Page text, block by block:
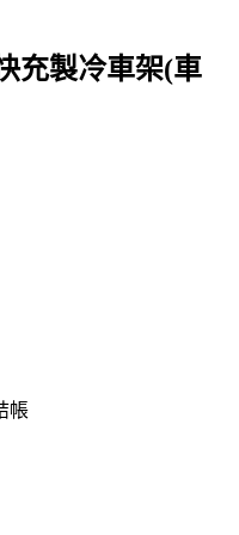
充製冷車架(車
帳